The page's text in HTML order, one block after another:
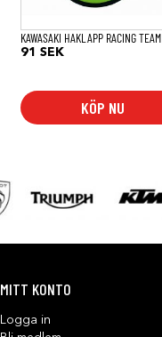
KAWASAKI HAKLAPP RACING TEAM
91SEK
KÖP NU
MITT KONTO
Logga in